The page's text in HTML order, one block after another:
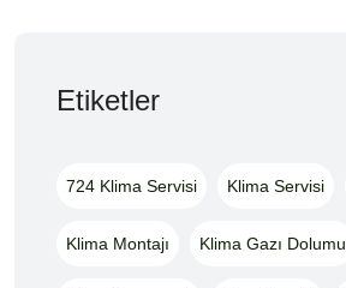
Etiketler
724 Klima Servisi Klima Servisi
Klima Montajı Klima Gazı Dolumu